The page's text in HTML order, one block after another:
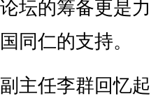
坛的筹备更是
同仁的支持。
任李群回忆起